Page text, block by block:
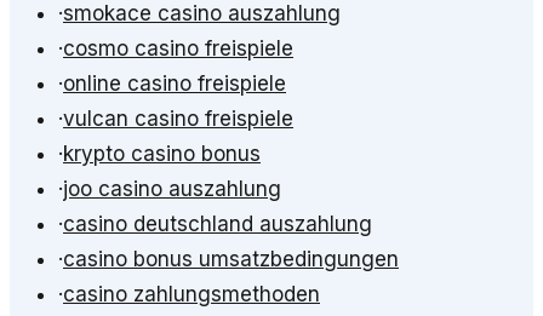
·smokace casino auszahlung
·cosmo casino freispiele
·online casino freispiele
·vulcan casino freispiele
·krypto casino bonus
·joo casino auszahlung
·casino deutschland auszahlung
·casino bonus umsatzbedingungen
·casino zahlungsmethoden